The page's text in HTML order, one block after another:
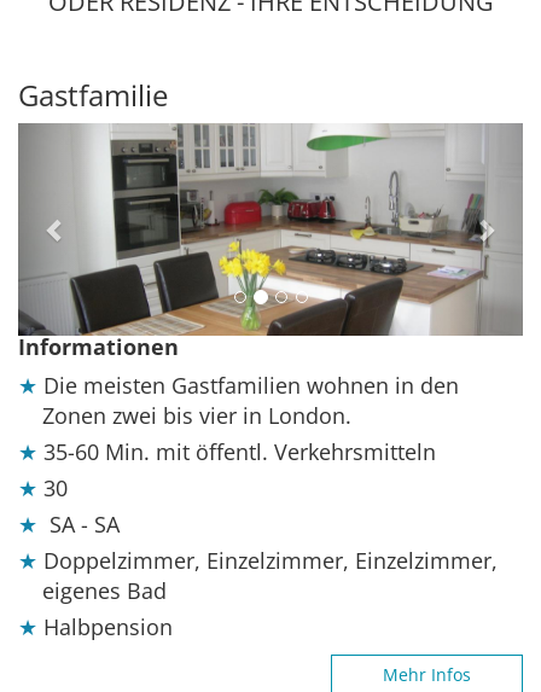
Gastfamilie
Previous
Informationen
Die meisten Gastfamilien wohnen in den
Zonen zwei bis vier in London.
35-60 Min. mit öffentl. Verkehrsmitteln
30
SA - SA
Doppelzimmer, Einzelzimmer, Einzelzimmer,
eigenes Bad
Halbpension
Mehr Infos